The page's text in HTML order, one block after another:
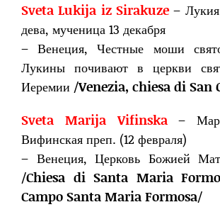
Sveta Lukija iz Sirakuze –
дева, мученица 13 декабря
– Венеция, Честные моши
Лукины почивают в церкви
Иеремии /Venezia, chiesa di San
Sveta Marija Vifinska–
Вифинская преп. (12 февраля)
– Венеция, Церковь Божией
/Chiesa di Santa Maria
Campo Santa Maria Formosa/